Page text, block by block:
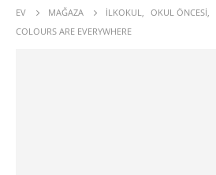
EV MAĞAZA İLKOKUL, OKUL ÖNCESI,
COLOURS ARE EVERYWHERE